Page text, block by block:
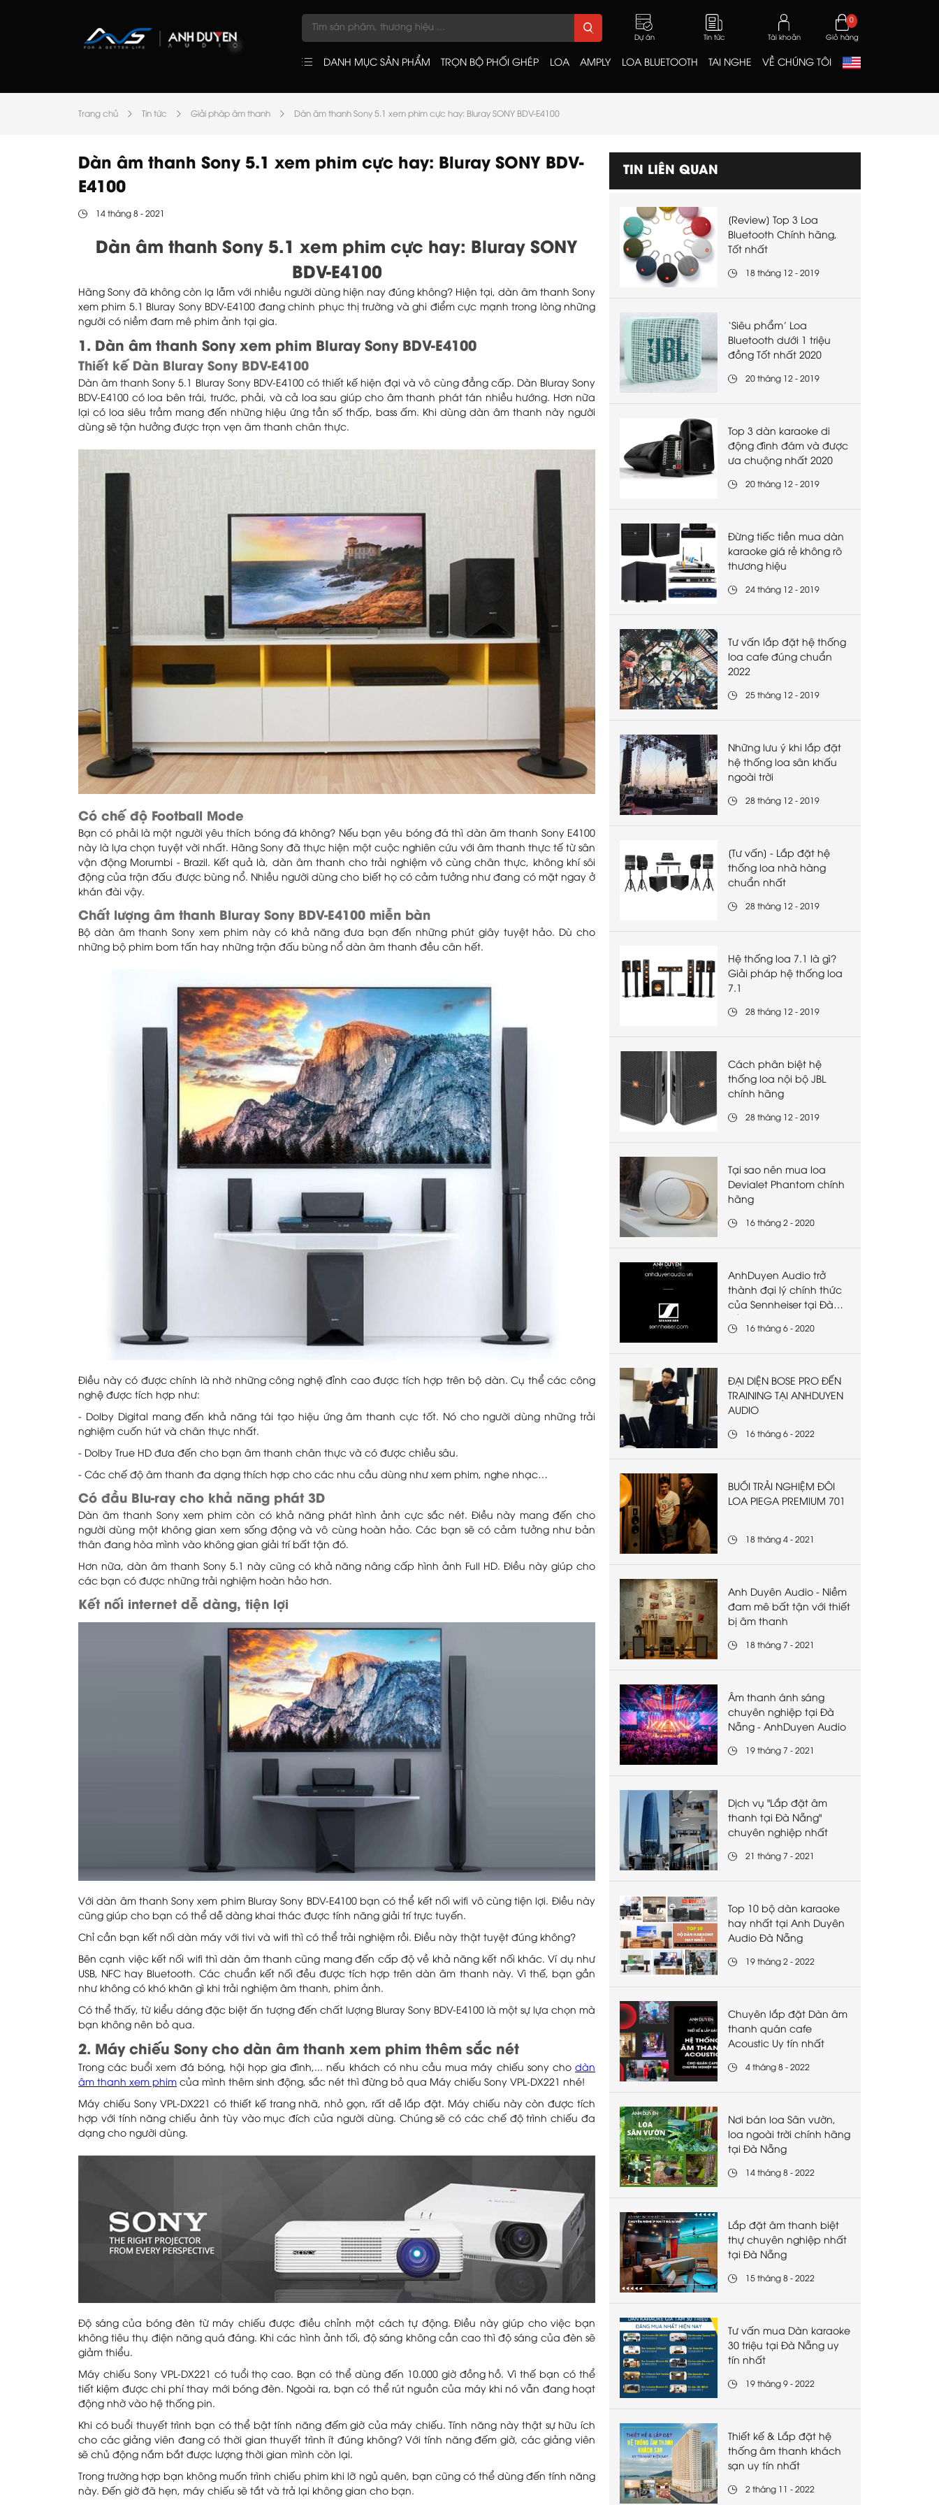
Dự án Tin tức Tài khoản Giỏ hàng
0
DANH MỤC SẢN PHẨM TRỌN BỘ PHỐI GHÉP LOA AMPLY LOA BLUETOOTH TAI NGHE VỀ CHÚNG TÔI
Trang chủ Tin tức Giải pháp âm thanh Dàn âm thanh Sony 5.1 xem phim cực hay: Bluray SONY BDV-E4100
Dàn âm thanh Sony 5.1 xem phim cực hay: Bluray SONY BDV-
E4100
14 tháng 8 - 2021
Dàn âm thanh Sony 5.1 xem phim cực hay: Bluray SONY
BDV-E4100
Hãng Sony đã không còn lạ lẫm với nhiều người dùng hiện nay đúng không? Hiện tại, dàn âm thanh Sony
xem phim 5.1 Bluray Sony BDV-E4100 đang chinh phục thị trường và ghi điểm cực mạnh trong lòng những
người có niềm đam mê phim ảnh tại gia.
1. Dàn âm thanh Sony xem phim Bluray Sony BDV-E4100
Thiết kế Dàn Bluray Sony BDV-E4100
Dàn âm thanh Sony 5.1 Bluray Sony BDV-E4100 có thiết kế hiện đại và vô cùng đẳng cấp. Dàn Bluray Sony
BDV-E4100 có loa bên trái, trước, phải, và cả loa sau giúp cho âm thanh phát tán nhiều hướng. Hơn nữa
lại có loa siêu trầm mang đến những hiệu ứng tần số thấp, bass ấm. Khi dùng dàn âm thanh này người
dùng sẽ tận hưởng được trọn vẹn âm thanh chân thực.
Có chế độ Football Mode
Bạn có phải là một người yêu thích bóng đá không? Nếu bạn yêu bóng đá thì dàn âm thanh Sony E4100
này là lựa chọn tuyệt vời nhất. Hãng Sony đã thực hiện một cuộc nghiên cứu với âm thanh thực tế từ sân
vận động Morumbi - Brazil. Kết quả là, dàn âm thanh cho trải nghiệm vô cùng chân thực, không khí sôi
động của trận đấu được bùng nổ. Nhiều người dùng cho biết họ có cảm tưởng như đang có mặt ngay ở
khán đài vậy.
Chất lượng âm thanh Bluray Sony BDV-E4100 miễn bàn
Bộ dàn âm thanh Sony xem phim này có khả năng đưa bạn đến những phút giây tuyệt hảo. Dù cho
những bộ phim bom tấn hay những trận đấu bùng nổ dàn âm thanh đều cân hết.
Điều này có được chính là nhờ những công nghệ đỉnh cao được tích hợp trên bộ dàn. Cụ thể các công
nghệ được tích hợp như:
- Dolby Digital mang đến khả năng tái tạo hiệu ứng âm thanh cực tốt. Nó cho người dùng những trải
nghiệm cuốn hút và chân thực nhất.
- Dolby True HD đưa đến cho bạn âm thanh chân thực và có được chiều sâu.
- Các chế độ âm thanh đa dạng thích hợp cho các nhu cầu dùng như xem phim, nghe nhạc…
Có đầu Blu-ray cho khả năng phát 3D
Dàn âm thanh Sony xem phim còn có khả năng phát hình ảnh cực sắc nét. Điều này mang đến cho
người dùng một không gian xem sống động và vô cùng hoàn hảo. Các bạn sẽ có cảm tưởng như bản
thân đang hòa mình vào không gian giải trí bất tận đó.
Hơn nữa, dàn âm thanh Sony 5.1 này cũng có khả năng nâng cấp hình ảnh Full HD. Điều này giúp cho
các bạn có được những trải nghiệm hoàn hảo hơn.
Kết nối internet dễ dàng, tiện lợi
Với dàn âm thanh Sony xem phim Bluray Sony BDV-E4100 bạn có thể kết nối wifi vô cùng tiện lợi. Điều này
cũng giúp cho bạn có thể dễ dàng khai thác được tính năng giải trí trực tuyến.
Chỉ cần bạn kết nối dàn máy với tivi và wifi thì có thể trải nghiệm rồi. Điều này thật tuyệt đúng không?
Bên cạnh việc kết nối wifi thì dàn âm thanh cũng mang đến cấp độ về khả năng kết nối khác. Ví dụ như
USB, NFC hay Bluetooth. Các chuẩn kết nối đều được tích hợp trên dàn âm thanh này. Vì thế, bạn gần
như không có khó khăn gì khi trải nghiệm âm thanh, phim ảnh.
Có thể thấy, từ kiểu dáng đặc biệt ấn tượng đến chất lượng Bluray Sony BDV-E4100 là một sự lựa chọn mà
bạn không nên bỏ qua.
2. Máy chiếu Sony cho dàn âm thanh xem phim thêm sắc nét
Trong các buổi xem đá bóng, hội họp gia đình,... nếu khách có nhu cầu mua máy chiếu sony cho dàn
âm thanh xem phim của mình thêm sinh động, sắc nét thì đừng bỏ qua Máy chiếu Sony VPL-DX221 nhé!
Máy chiếu Sony VPL-DX221 có thiết kế trang nhã, nhỏ gọn, rất dễ lắp đặt. Máy chiếu này còn được tích
hợp với tính năng chiếu ảnh tùy vào mục đích của người dùng. Chúng sẽ có các chế độ trình chiếu đa
dạng cho người dùng.
Độ sáng của bóng đèn từ máy chiếu được điều chỉnh một cách tự động. Điều này giúp cho việc bạn
không tiêu thụ điện năng quá đáng. Khi các hình ảnh tối, độ sáng không cần cao thì độ sáng của đèn sẽ
giảm thiểu.
Máy chiếu Sony VPL-DX221 có tuổi thọ cao. Bạn có thể dùng đến 10.000 giờ đồng hồ. Vì thế bạn có thể
tiết kiệm được chi phí thay mới bóng đèn. Ngoài ra, bạn có thể rút nguồn của máy khi nó vẫn đang hoạt
động nhờ vào hệ thống pin.
Khi có buổi thuyết trình bạn có thể bật tính năng đếm giờ của máy chiếu. Tính năng này thật sự hữu ích
cho các giảng viên đang có thời gian thuyết trình ít đúng không? Với tính năng đếm giờ, các giảng viên
sẽ chủ động nắm bắt được lượng thời gian mình còn lại.
Trong trường hợp bạn không muốn trình chiếu phim khi lỡ ngủ quên, bạn cũng có thể dùng đến tính năng
này. Đến giờ đã hẹn, máy chiếu sẽ tắt và trả lại không gian cho bạn.
TIN LIÊN QUAN
[Review] Top 3 Loa
Bluetooth Chính hãng,
Tốt nhất
18 tháng 12 - 2019
‘Siêu phẩm’ Loa
Bluetooth dưới 1 triệu
đồng Tốt nhất 2020
20 tháng 12 - 2019
Top 3 dàn karaoke di
động đình đám và được
ưa chuộng nhất 2020
20 tháng 12 - 2019
Đừng tiếc tiền mua dàn
karaoke giá rẻ không rõ
thương hiệu
24 tháng 12 - 2019
Tư vấn lắp đặt hệ thống
loa cafe đúng chuẩn
2022
25 tháng 12 - 2019
Những lưu ý khi lắp đặt
hệ thống loa sân khấu
ngoài trời
28 tháng 12 - 2019
[Tư vấn] - Lắp đặt hệ
thống loa nhà hàng
chuẩn nhất
28 tháng 12 - 2019
Hệ thống loa 7.1 là gì?
Giải pháp hệ thống loa
7.1
28 tháng 12 - 2019
Cách phân biệt hệ
thống loa nội bộ JBL
chính hãng
28 tháng 12 - 2019
Tại sao nên mua loa
Devialet Phantom chính
hãng
16 tháng 2 - 2020
AnhDuyen Audio trở
thành đại lý chính thức
của Sennheiser tại Đà
16 tháng 6 - 2020
ĐẠI DIỆN BOSE PRO ĐẾN
TRAINING TẠI ANHDUYEN
AUDIO
16 tháng 6 - 2022
BUỔI TRẢI NGHIỆM ĐÔI
LOA PIEGA PREMIUM 701
18 tháng 4 - 2021
Anh Duyên Audio - Niềm
đam mê bất tận với thiết
bị âm thanh
18 tháng 7 - 2021
Âm thanh ánh sáng
chuyên nghiệp tại Đà
Nẵng - AnhDuyen Audio
19 tháng 7 - 2021
Dịch vụ "Lắp đặt âm
thanh tại Đà Nẵng"
chuyên nghiệp nhất
21 tháng 7 - 2021
Top 10 bộ dàn karaoke
hay nhất tại Anh Duyên
Audio Đà Nẵng
19 tháng 2 - 2022
Chuyên lắp đặt Dàn âm
thanh quán cafe
Acoustic Uy tín nhất
4 tháng 8 - 2022
Nơi bán loa Sân vườn,
loa ngoài trời chính hãng
tại Đà Nẵng
14 tháng 8 - 2022
Lắp đặt âm thanh biệt
thự chuyên nghiệp nhất
tại Đà Nẵng
15 tháng 8 - 2022
Tư vấn mua Dàn karaoke
30 triệu tại Đà Nẵng uy
tín nhất
19 tháng 9 - 2022
Thiết kế & Lắp đặt hệ
thống âm thanh khách
sạn uy tín nhất
2 tháng 11 - 2022